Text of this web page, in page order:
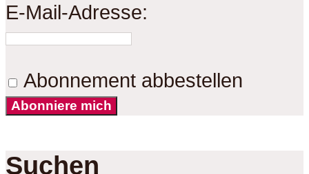
E-Mail-Adresse:
Abonnement abbestellen
Abonniere mich
Suchen